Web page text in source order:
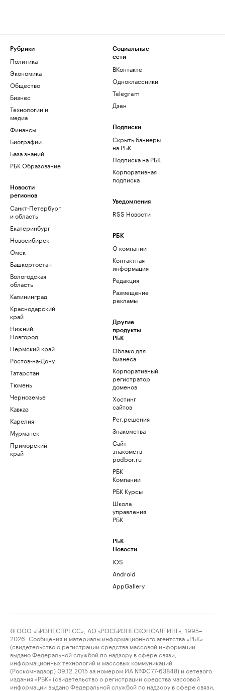
Рубрики
Политика
Экономика
Общество
Бизнес
Технологии и
медиа
Финансы
Биографии
База знаний
РБК Образование
Новости
регионов
Санкт-Петербург
и область
Екатеринбург
Новосибирск
Омск
Башкортостан
Вологодская
область
Калининград
Краснодарский
край
Нижний
Новгород
Пермский край
Ростов-на-Дону
Татарстан
Тюмень
Черноземье
Кавказ
Карелия
Мурманск
Приморский
край
Социальные
сети
ВКонтакте
Одноклассники
Telegram
Дзен
Подписки
Скрыть баннеры
на РБК
Подписка на РБК
Корпоративная
подписка
Уведомления
RSS Новости
РБК
О компании
Контактная
информация
Редакция
Размещение
рекламы
Другие
продукты
РБК
Облако для
бизнеса
Корпоративный
регистратор
доменов
Хостинг
сайтов
Рег.решения
Знакомства
Сайт
знакомств
podbor.ru
РБК
Компании
РБК Курсы
Школа
управления
РБК
РБК
Новости
iOS
Android
AppGallery
© ООО «БИЗНЕСПРЕСС», АО «РОСБИЗНЕСКОНСАЛТИНГ», 1995–
2026. Сообщения и материалы информационного агентства «РБК»
(свидетельство о регистрации средства массовой информации
выдано Федеральной службой по надзору в сфере связи,
информационных технологий и массовых коммуникаций
(Роскомнадзор) 09.12.2015 за номером ИА №ФС77-63848) и сетевого
издания «РБК» (свидетельство о регистрации средства массовой
информации выдано Федеральной службой по надзору в сфере связи,